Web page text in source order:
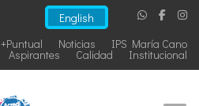
English
IPS María Cano
Noticias
+Puntual
Institucional
Calidad
Aspirantes